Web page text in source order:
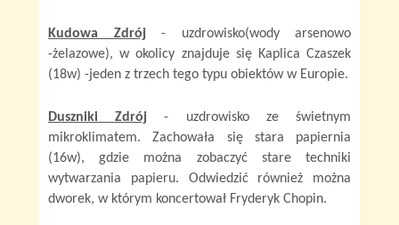
Kudowa Zdrój- uzdrowisko(wody arsenowo
-żelazowe), w okolicy znajduje się Kaplica Czaszek
(18w) -jeden z trzech tego typu obiektów w Europie.
Duszniki Zdrój - uzdrowisko ze świetnym
mikroklimatem. Zachowała się stara papiernia
(16w), gdzie można zobaczyć stare techniki
wytwarzania papieru. Odwiedzić również można
dworek, w którym koncertował Fryderyk Chopin.